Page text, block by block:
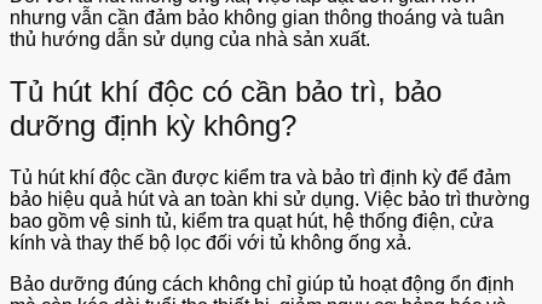
nhưng vẫn cần đảm bảo không gian thông thoáng và tuân
thủ hướng dẫn sử dụng của nhà sản xuất.
Tủ hút khí độc có cần bảo trì, bảo
dưỡng định kỳ không?
Tủ hút khí độc cần được kiểm tra và bảo trì định kỳ để đảm
bảo hiệu quả hút và an toàn khi sử dụng. Việc bảo trì thường
bao gồm vệ sinh tủ, kiểm tra quạt hút, hệ thống điện, cửa
kính và thay thế bộ lọc đối với tủ không ống xả.
Bảo dưỡng đúng cách không chỉ giúp tủ hoạt động ổn định